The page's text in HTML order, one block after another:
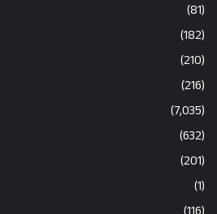
(81)
(182)
(210)
(216)
(7,035)
(632)
(201)
(1)